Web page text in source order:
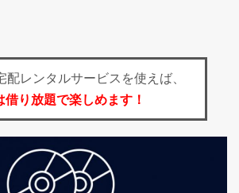
配レンタルサービスを使えば、
借り放題で楽しめます！